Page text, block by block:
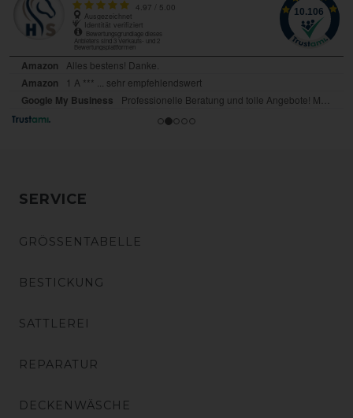
SERVICE
GRÖSSENTABELLE
BESTICKUNG
SATTLEREI
REPARATUR
DECKENWÄSCHE